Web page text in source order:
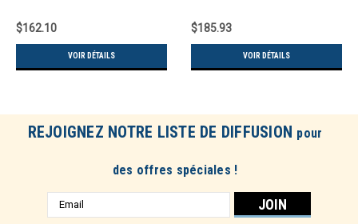
$162.10
VOIR DÉTAILS
$185.93
VOIR DÉTAILS
REJOIGNEZ NOTRE LISTE DE DIFFUSION pour
des offres spéciales !
Adresse
e-